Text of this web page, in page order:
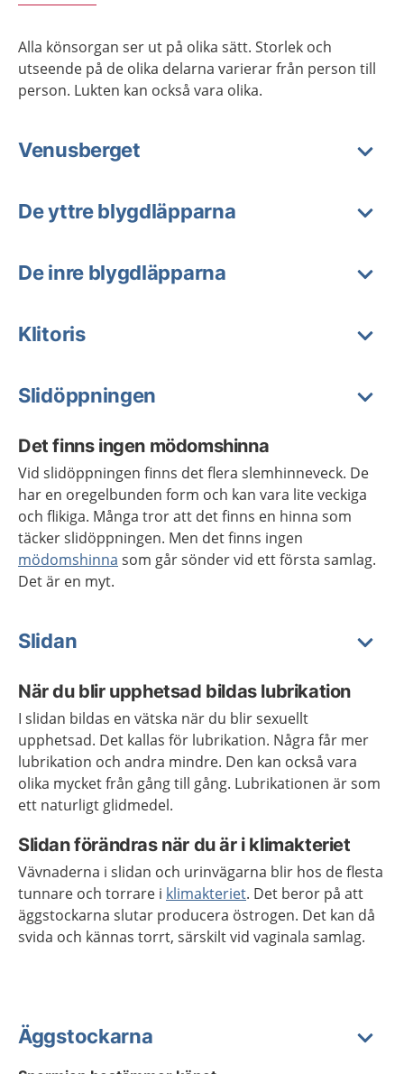
Alla könsorgan ser ut på olika sätt. Storlek och
utseende på de olika delarna varierar från person till
person. Lukten kan också vara olika.
Venusberget
De yttre blygdläpparna
De inre blygdläpparna
Klitoris
Slidöppningen
Det finns ingen mödomshinna
Vid slidöppningen finns det flera slemhinneveck. De
har en oregelbunden form och kan vara lite veckiga
och flikiga. Många tror att det finns en hinna som
täcker slidöppningen. Men det finns ingen
mödomshinna som går sönder vid ett första samlag.
Det är en myt.
Slidan
När du blir upphetsad bildas lubrikation
I slidan bildas en vätska när du blir sexuellt
upphetsad. Det kallas för lubrikation. Några får mer
lubrikation och andra mindre. Den kan också vara
olika mycket från gång till gång. Lubrikationen är som
ett naturligt glidmedel.
Slidan förändras när du är i klimakteriet
Vävnaderna i slidan och urinvägarna blir hos de flesta
tunnare och torrare i klimakteriet. Det beror på att
äggstockarna slutar producera östrogen. Det kan då
svida och kännas torrt, särskilt vid vaginala samlag.
Äggstockarna